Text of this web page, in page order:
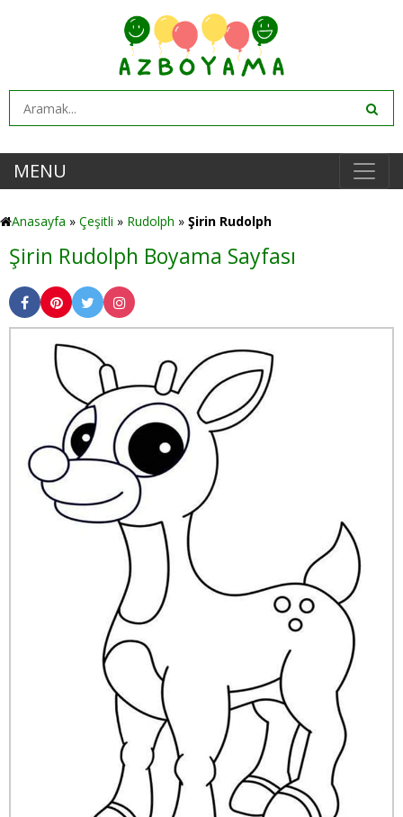
MENU
Anasayfa » Çeşitli » Rudolph » Şirin Rudolph
Şirin Rudolph Boyama Sayfası